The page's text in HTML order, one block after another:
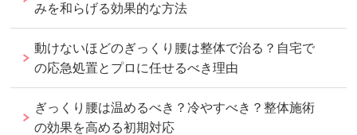
みを和らげる効果的な方法
動けないほどのぎっくり腰は整体で治る？自宅で
の応急処置とプロに任せるべき理由
ぎっくり腰は温めるべき？冷やすべき？整体施術
の効果を高める初期対応